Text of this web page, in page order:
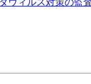
ウィルス対策の監